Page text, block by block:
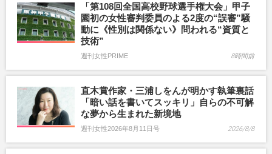
「第108回全国高校野球選手権大会」甲子
園初の女性審判委員のよる2度の“誤審”騒
動に《性別は関係ない》問われる“資質と
技術”
週刊女性PRIME 8時間前
直木賞作家・三浦しをんが明かす執筆裏話
「暗い話を書いてスッキリ」自らの不可解
な夢から生まれた新境地
週刊女性2026年8月11日号 2026/8/8